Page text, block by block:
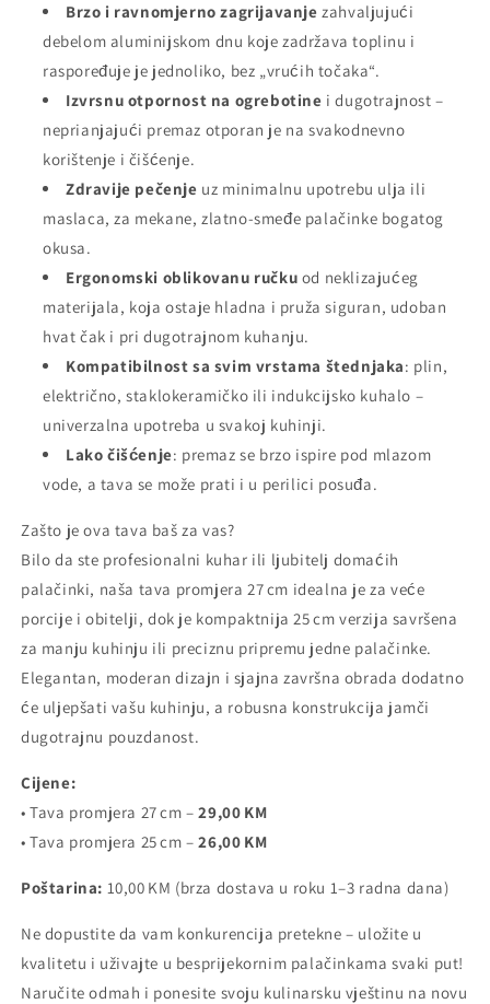
Brzo i ravnomjerno zagrijavanje zahvaljujući
debelom aluminijskom dnu koje zadržava toplinu i
raspoređuje je jednoliko, bez „vrućih točaka“.
Izvrsnu otpornost na ogrebotine i dugotrajnost –
neprianjajući premaz otporan je na svakodnevno
korištenje i čišćenje.
Zdravije pečenje uz minimalnu upotrebu ulja ili
maslaca, za mekane, zlatno-smeđe palačinke bogatog
okusa.
Ergonomski oblikovanu ručku od neklizajućeg
materijala, koja ostaje hladna i pruža siguran, udoban
hvat čak i pri dugotrajnom kuhanju.
Kompatibilnost sa svim vrstama štednjaka: plin,
električno, staklokeramičko ili indukcijsko kuhalo –
univerzalna upotreba u svakoj kuhinji.
Lako čišćenje: premaz se brzo ispire pod mlazom
vode, a tava se može prati i u perilici posuđa.
Zašto je ova tava baš za vas?
Bilo da ste profesionalni kuhar ili ljubitelj domaćih
palačinki, naša tava promjera 27 cm idealna je za veće
porcije i obitelji, dok je kompaktnija 25 cm verzija savršena
za manju kuhinju ili preciznu pripremu jedne palačinke.
Elegantan, moderan dizajn i sjajna završna obrada dodatno
će uljepšati vašu kuhinju, a robusna konstrukcija jamči
dugotrajnu pouzdanost.
Cijene:
• Tava promjera 27 cm –29,00 KM
• Tava promjera 25 cm –26,00 KM
Poštarina: 10,00 KM (brza dostava u roku 1–3 radna dana)
Ne dopustite da vam konkurencija pretekne – uložite u
kvalitetu i uživajte u besprijekornim palačinkama svaki put!
Naručite odmah i ponesite svoju kulinarsku vještinu na novu